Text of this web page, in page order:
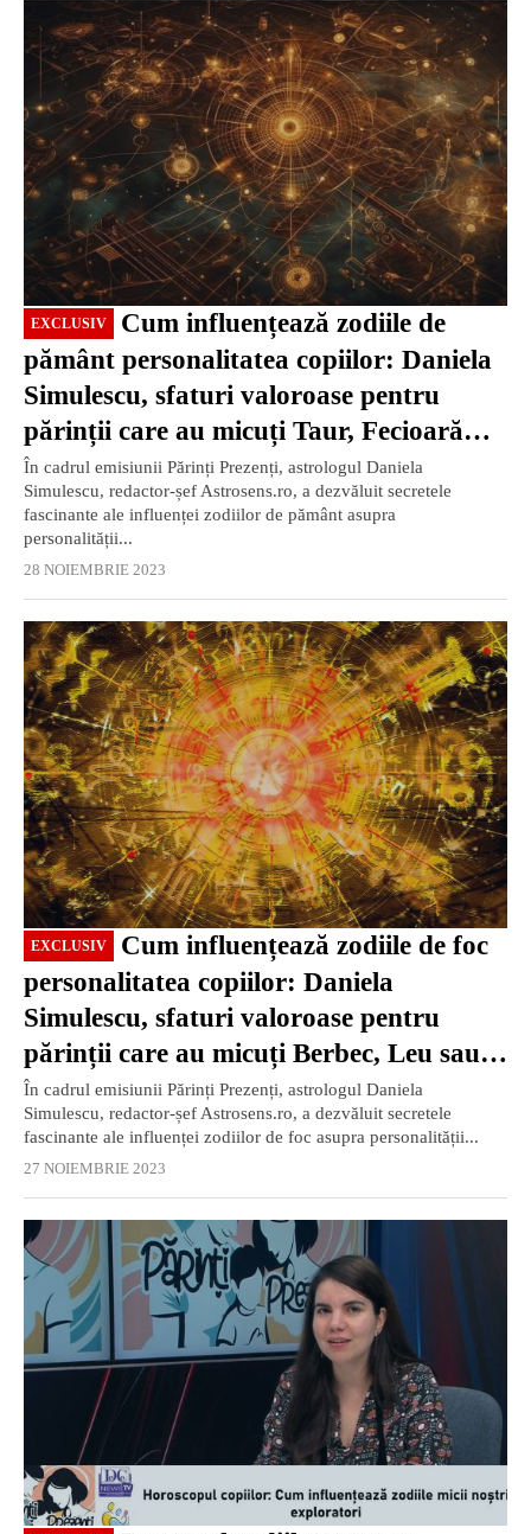
EXCLUSIV
EXCLUSIV
pământ personalitatea copiilor: Daniela
Simulescu, sfaturi valoroase pentru
părinții care au micuți Taur, Fecioară
sau Capricorn (Partea 2)
În cadrul emisiunii Părinți Prezenți, astrologul Daniela
Simulescu, redactor-șef Astrosens.ro, a dezvăluit secretele
fascinante ale influenței zodiilor de pământ asupra
personalității...
28 NOIEMBRIE 2023
EXCLUSIV
EXCLUSIV
personalitatea copiilor: Daniela
Simulescu, sfaturi valoroase pentru
părinții care au micuți Berbec, Leu sau
Săgetător (Partea 1)
În cadrul emisiunii Părinți Prezenți, astrologul Daniela
Simulescu, redactor-șef Astrosens.ro, a dezvăluit secretele
fascinante ale influenței zodiilor de foc asupra personalității...
27 NOIEMBRIE 2023
EXCLUSIV